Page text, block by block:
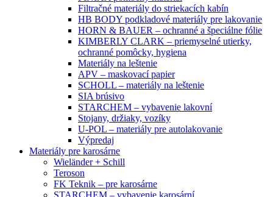
Filtračné materiály do striekacích kabín
HB BODY podkladové materiály pre lakovanie
HORN & BAUER – ochranné a špeciálne fólie
KIMBERLY CLARK – priemyselné utierky,
ochranné pomôcky, hygiena
Materiály na leštenie
APV – maskovací papier
SCHOLL – materiály na leštenie
SIA brúsivo
STARCHEM – vybavenie lakovní
Stojany, držiaky, vozíky
U-POL – materiály pre autolakovanie
Výpredaj
Materiály pre karosárne
Wieländer + Schill
Teroson
FK Teknik – pre karosárne
STARCHEM – vybavenie karosární